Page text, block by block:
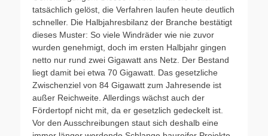
tatsächlich gelöst, die Verfahren laufen heute deutlich
schneller. Die Halbjahresbilanz der Branche bestätigt
dieses Muster: So viele Windräder wie nie zuvor
wurden genehmigt, doch im ersten Halbjahr gingen
netto nur rund zwei Gigawatt ans Netz. Der Bestand
liegt damit bei etwa 70 Gigawatt. Das gesetzliche
Zwischenziel von 84 Gigawatt zum Jahresende ist
außer Reichweite. Allerdings wächst auch der
Fördertopf nicht mit, da er gesetzlich gedeckelt ist.
Vor den Ausschreibungen staut sich deshalb eine